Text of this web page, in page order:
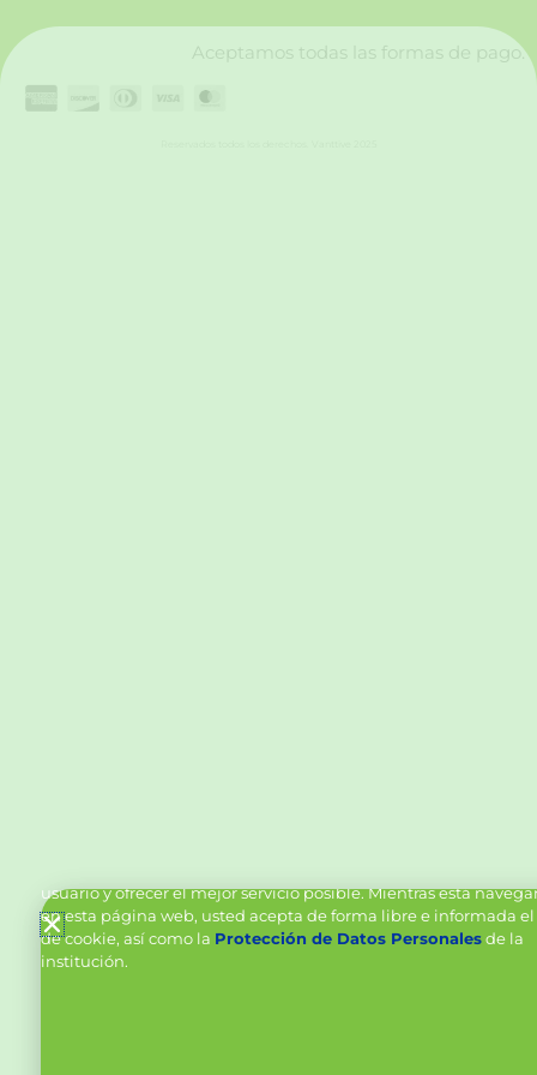
Aceptamos todas las formas de pago.
usuario y ofrecer el mejor servicio posible. Mientras está
en esta página web, usted acepta de forma libre e informada el
de cookie, así como la Protección de Datos Personalesde la
institución.